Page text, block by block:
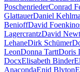
PoschenriederConrad
GlattauerDaniel
BenioffDavid
LagercrantzDavid
LehaneDirk Schümer
LeonDonna TarttDoris
DocxElisabeth Binder
AnacondaEnid Blyton